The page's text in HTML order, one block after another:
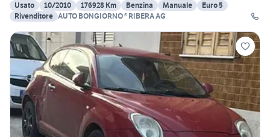
Usato
10/2010 176928 Km Benzina Manuale
Euro 5
Rivenditore AUTO BONGIORNO ® RIBERA AG